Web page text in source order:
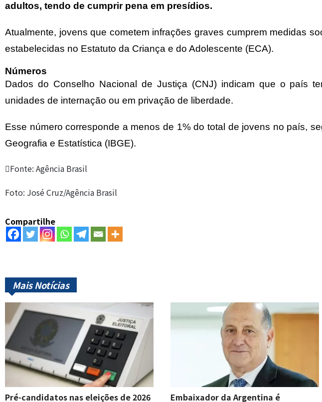
adultos, tendo de cumprir pena em presídios.
Atualmente, jovens que cometem infrações graves cumprem medidas
estabelecidas no Estatuto da Criança e do Adolescente (ECA).
Números
Dados do Conselho Nacional de Justiça (CNJ) indicam que o país
unidades de internação ou em privação de liberdade.
Esse número corresponde a menos de 1% do total de jovens no país,
Geografia e Estatística (IBGE).
Fonte: Agência Brasil
Foto: José Cruz/Agência Brasil
Compartilhe
Mais Notícias
Pré-candidatos nas eleições de 2026
Embaixador da Argentina é